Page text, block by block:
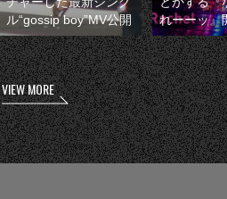
ル“gossip boy”MV公開
れーーッ』
VIEW MORE